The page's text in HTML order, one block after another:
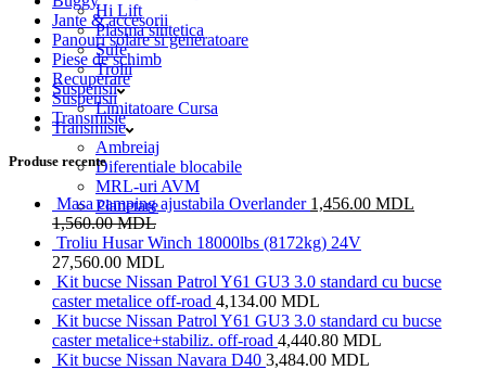
Hi Lift
Plasma sintetica
Sufe
Trolii
Suspensii
Limitatoare Cursa
Transmisie
Ambreiaj
Diferentiale blocabile
MRL-uri AVM
Planetare
Jante & accesorii
Panouri solare si generatoare
Piese de schimb
Recuperare
Suspensii
Transmisie
Produse recente
Masa camping ajustabila Overlander 1,456.00 MDL
1,560.00MDL
Troliu Husar Winch 18000lbs (8172kg) 24V
27,560.00 MDL
Kit bucse Nissan Patrol Y61 GU3 3.0 standard cu bucse
caster metalice off-road 4,134.00 MDL
Kit bucse Nissan Patrol Y61 GU3 3.0 standard cu bucse
caster metalice+stabiliz. off-road 4,440.80 MDL
Kit bucse Nissan Navara D40 3,484.00 MDL